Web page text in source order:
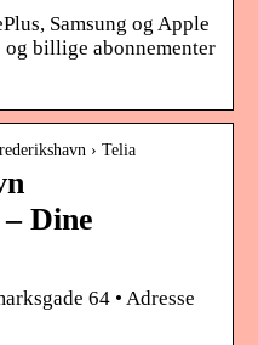
Samsung og Apple
billige abonnementer
› Telia
Dine
64 • Adresse